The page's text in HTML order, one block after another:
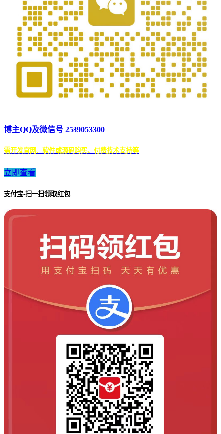
博主QQ及微信号 2589053300
需开发官网、软件或源码购买、付费技术支持等
立即查看
支付宝-扫一扫领取红包